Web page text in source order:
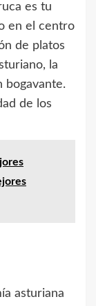
es tu
en el centro
de platos
la
bogavante.
de los
asturiana